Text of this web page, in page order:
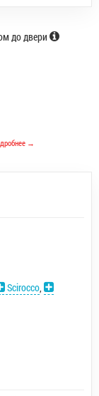
до двери
→
Scirocco,